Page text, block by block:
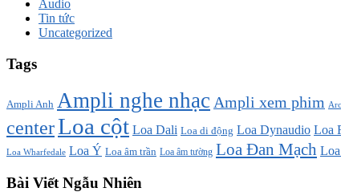
Audio
Tin tức
Uncategorized
Tags
Ampli Anh Ampli nghe nhạc Ampli xem phim
centerLoa cột Loa Dali Loa di động Loa Dynaudio Loa
Loa Wharfedale Loa Ý Loa âm trần Loa âm tường Loa Đan Mạch
Bài Viết Ngẫu Nhiên